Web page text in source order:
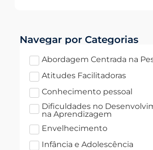
Navegar por Categorias
Abordagem Centrada na
Atitudes Facilitadoras
Conhecimento pessoal
Dificuldades no
na Aprendizagem
Envelhecimento
Infância e Adolescência